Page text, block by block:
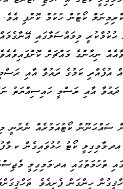
ކޯޓުން ހުކުމް ކޮށްފި އެވެ.
މިމައްސަލާގައި
ނިހާންގެ މައްޗަށް
އުފެއްދި ކަމުގެ ދައުވާ އާއި
ދައުވާ އާއި ރަސްމީ ހައިސިއްޔަތު
ސައްޙަނޫން ކޯޓުއަމުރެއް ނެރުނީ
ކޯޓު ހުޅުވައިގެން
ތުހުމަތުގައި އދ.މަމިގިލީ
ހިންގަން ފެށިއެވެ.